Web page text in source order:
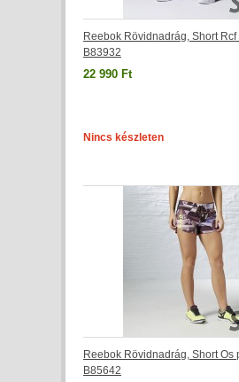
Reebok Rövidnadrág, Short
B83932
22 990 Ft
Nincs készleten
Reebok Rövidnadrág, Short Os
B85642